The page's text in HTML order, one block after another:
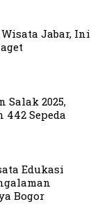
Jabar, Ini
2025,
Sepeda
Edukasi
Bogor